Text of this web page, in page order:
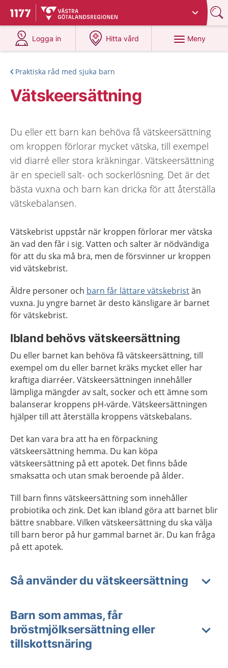
Till startsidan för 1177
Du har valt region
Logga in
på 1177.se
Hitta vård
på 1177.se
Meny
Praktiska råd med sjuka barn
Vätskeersättning
Du eller ett barn kan behöva få vätskeersättning
om kroppen förlorar mycket vätska, till exempel
vid diarré eller stora kräkningar. Vätskeersättning
är en speciell salt- och sockerlösning. Det är det
bästa vuxna och barn kan dricka för att återställa
vätskebalansen.
Vätskebrist uppstår när kroppen förlorar mer vätska
än vad den får i sig. Vatten och salter är nödvändiga
för att du ska må bra, men de försvinner ur kroppen
vid vätskebrist.
Äldre personer och barn får lättare vätskebristän
vuxna. Ju yngre barnet är desto känsligare är barnet
för vätskebrist.
Ibland behövs vätskeersättning
Du eller barnet kan behöva få vätskeersättning, till
exempel om du eller barnet kräks mycket eller har
kraftiga diarréer. Vätskeersättningen innehåller
lämpliga mängder av salt, socker och ett ämne som
balanserar kroppens pH-värde. Vätskeersättningen
hjälper till att återställa kroppens vätskebalans.
Det kan vara bra att ha en förpackning
vätskeersättning hemma. Du kan köpa
vätskeersättning på ett apotek. Det finns både
smaksatta och utan smak beroende på ålder.
Till barn finns vätskeersättning som innehåller
probiotika och zink. Det kan ibland göra att barnet blir
bättre snabbare. Vilken vätskeersättning du ska välja
till barn beror på hur gammal barnet är. Du kan fråga
på ett apotek.
Så använder du vätskeersättning
Barn som ammas, får
bröstmjölksersättning eller
tillskottsnäring